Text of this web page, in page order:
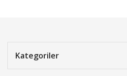
Kategoriler